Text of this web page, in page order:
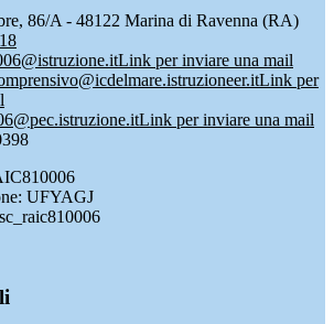
86/A - 48122 Marina di Ravenna (RA)
Link per inviare una mail
Link per
Link per inviare una mail
UFYAGJ